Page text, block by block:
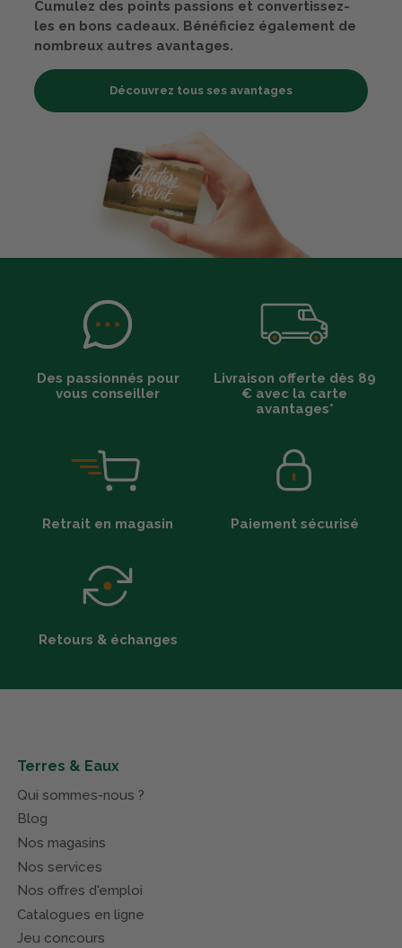
Cumulez des points passions et convertissez-
les en bons cadeaux. Bénéficiez également de
nombreux autres avantages.
Découvrez tous ses avantages
Des passionnés pour
vous conseiller
Livraison offerte dès 89
€ avec la carte
avantages*
Retrait en magasin Paiement sécurisé
Retours & échanges
Terres & Eaux
Qui sommes-nous ?
Blog
Nos magasins
Nos services
Nos offres d'emploi
Catalogues en ligne
Jeu concours